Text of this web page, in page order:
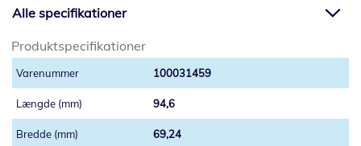
Alle specifikationer
Produktspecifikationer
100031459
94,6
69,24